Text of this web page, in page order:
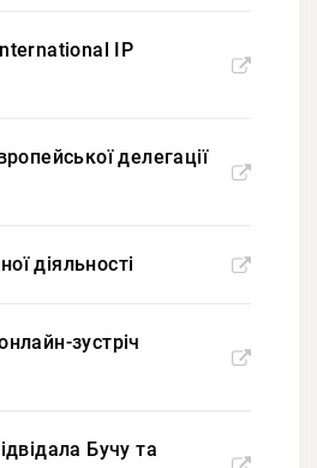
IP
делегації
діяльності
зустріч
Бучу та